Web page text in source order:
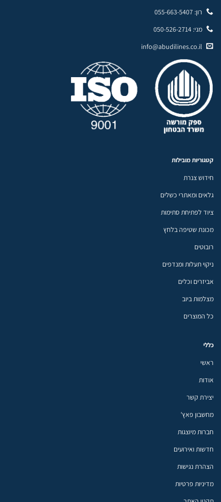
רון: 055-663-5407
מני: 050-526-2714
info@abudilines.co.il
קטגוריות מובילות
חידוש צנרת
גלאים ומאתרי כשלים
ציוד לפתיחת סתימות
מכונת שטיפה בלחץ
רובוטים
ניקוי תעלות ומנדפים
אביזרים וכלים
מצלמות ביוב
כל המוצרים
כללי
ראשי
אודות
יצירת קשר
מחשבון פאץ'
חברות מיוצגות
חדשות ואירועים
הצהרת נגישות
מדיניות פרטיות